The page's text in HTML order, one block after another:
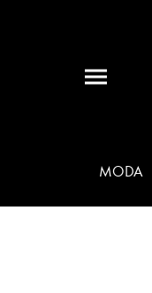
MODA